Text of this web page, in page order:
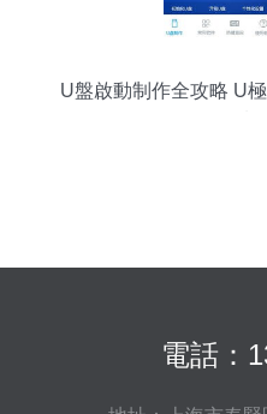
U盤啟動制作全攻略 U
電話：